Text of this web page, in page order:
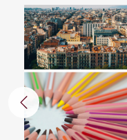
Anterior